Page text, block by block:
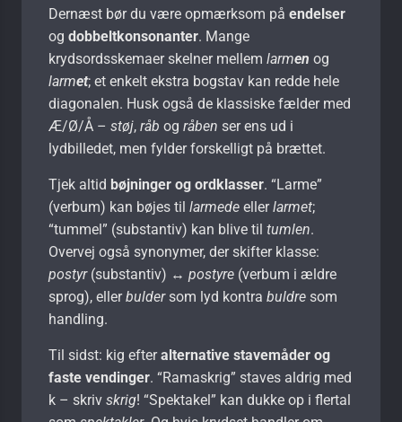
Dernæst bør du være opmærksom på endelser
og dobbeltkonsonanter. Mange
krydsordsskemaer skelner mellem larmen og
larmet; et enkelt ekstra bogstav kan redde hele
diagonalen. Husk også de klassiske fælder med
Æ/Ø/Å – støj, råb og råben ser ens ud i
lydbilledet, men fylder forskelligt på brættet.
Tjek altid bøjninger og ordklasser. “Larme”
(verbum) kan bøjes til larmede ellerlarmet;
“tummel” (substantiv) kan blive til tumlen.
Overvej også synonymer, der skifter klasse:
postyr(substantiv) ↔ postyre (verbum i ældre
sprog), ellerbuldersom lyd kontra buldre som
handling.
Til sidst: kig efteralternative stavemåder og
faste vendinger. “Ramaskrig” staves aldrig med
k – skriv skrig! “Spektakel” kan dukke op i flertal